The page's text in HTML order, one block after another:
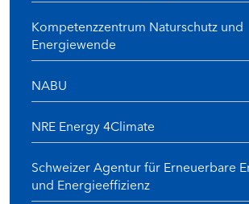
Kompetenzzentrum Naturschutz und
Energiewende
NABU
NRE Energy 4Climate
Schweizer Agentur für Erneuerbare
und Energieeffizienz